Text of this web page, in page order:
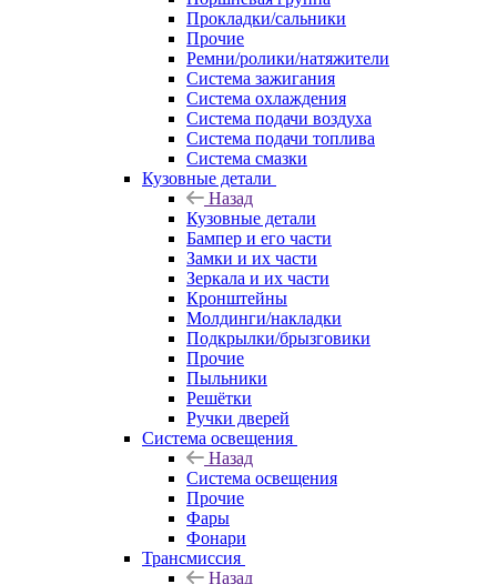
Прокладки/сальники
Прочие
Ремни/ролики/натяжители
Система зажигания
Система охлаждения
Система подачи воздуха
Система подачи топлива
Система смазки
Кузовные детали
Назад
Кузовные детали
Бампер и его части
Замки и их части
Зеркала и их части
Кронштейны
Молдинги/накладки
Подкрылки/брызговики
Прочие
Пыльники
Решётки
Ручки дверей
Система освещения
Назад
Система освещения
Прочие
Фары
Фонари
Трансмиссия
Назад